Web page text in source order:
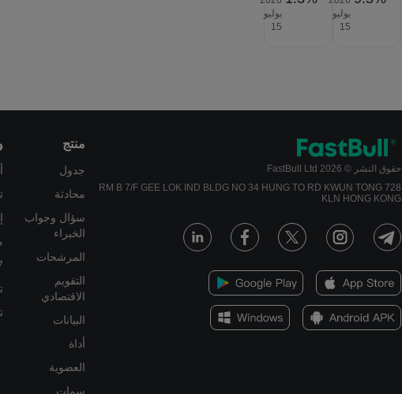
يوليو
‎15
يوليو
‎15
حقوق النشر © 2026 FastBull Ltd
728 RM B 7/F GEE LOK IND BLDG NO 34 HUNG TO RD KWUN TONG
KLN HONG KONG
منتج
جدول
محادثة
سؤال وجواب
الخبراء
المرشحات
التقويم
الاقتصادي
البيانات
أداة
العضوية
سمات